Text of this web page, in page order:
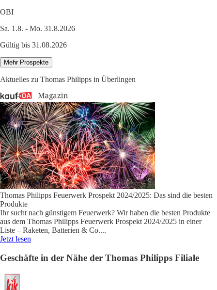
OBI
Sa. 1.8. - Mo. 31.8.2026
Gültig bis 31.08.2026
Mehr Prospekte
Aktuelles zu Thomas Philipps in Überlingen
Thomas Philipps Feuerwerk Prospekt 2024/2025: Das sind die besten
Produkte
Ihr sucht nach günstigem Feuerwerk? Wir haben die besten Produkte
aus dem Thomas Philipps Feuerwerk Prospekt 2024/2025 in einer
Liste – Raketen, Batterien & Co....
Jetzt lesen
Geschäfte in der Nähe der Thomas Philipps Filiale